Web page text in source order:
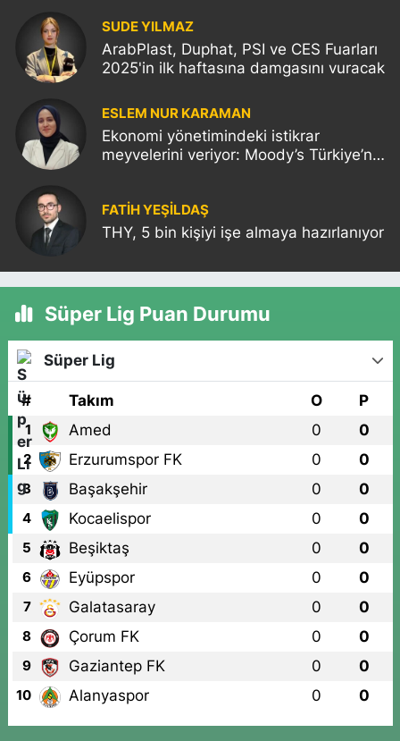
SUDE YILMAZ
ArabPlast, Duphat, PSI ve CES Fuarları
2025'in ilk haftasına damgasını vuracak
ESLEM NUR KARAMAN
Ekonomi yönetimindeki istikrar
meyvelerini veriyor: Moody’s Türkiye’nin
FATIH YEŞİLDAŞ
THY, 5 bin kişiyi işe almaya hazırlanıyor
Süper Lig Puan Durumu
Süper Lig
# Takım O P
1 Amed 0 0
2 Erzurumspor FK 0 0
3 Başakşehir 0 0
4 Kocaelispor 0 0
5 Beşiktaş 0 0
6 Eyüpspor 0 0
7 Galatasaray 0 0
8 Çorum FK 0 0
9 Gaziantep FK 0 0
10 Alanyaspor 0 0